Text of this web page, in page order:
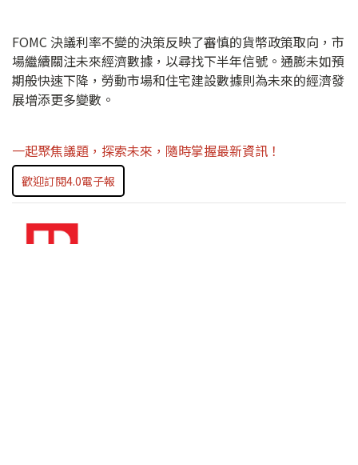
FOMC 決議利率不變的決策反映了審慎的貨幣政策取向，市
場繼續關注未來經濟數據，以尋找下半年信號。通膨未如預
期般快速下降，勞動市場和住宅建設數據則為未來的經濟發
展增添更多變數。
一起聚焦議題，探索未來，隨時掌握最新資訊！
歡迎訂閱4.0電子報